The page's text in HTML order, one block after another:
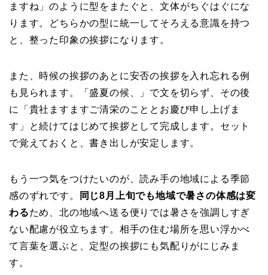
ますね」のように型をまたぐと、文体がちぐはぐにな
ります。どちらかの型に統一してそろえる意識を持つ
と、整った印象の挨拶になります。
また、時候の挨拶のあとに安否の挨拶を入れ忘れる例
も見られます。「盛夏の候、」で文を切らず、その後
に「貴社ますますご清栄のこととお慶び申し上げま
す」と続けてはじめて挨拶として完成します。セット
で覚えておくと、書き出しが安定します。
もう一つ気をつけたいのが、読み手の地域による季節
感のずれです。
同じ8月上旬でも地域で暑さの体感は変
わるため、北の地域へ送る便りでは暑さを強調しすぎ
ない配慮が役立ちます。相手の住む場所を思い浮かべ
て言葉を選ぶと、定型の挨拶にも気配りがにじみま
す。